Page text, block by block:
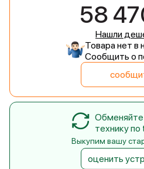
58
Нашли
Товара нет в
Сообщить о
технику
Выкупим вашу
оценить